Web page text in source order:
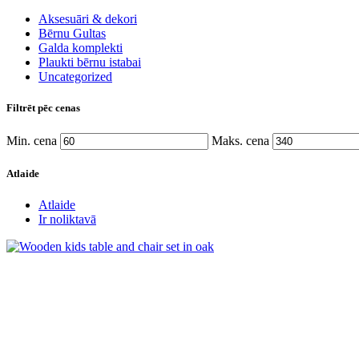
Aksesuāri & dekori
Bērnu Gultas
Galda komplekti
Plaukti bērnu istabai
Uncategorized
Filtrēt pēc cenas
Min. cena Maks. cena
Atlaide
Atlaide
Ir noliktavā